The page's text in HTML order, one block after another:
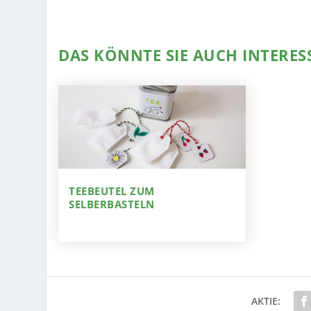
DAS KÖNNTE SIE AUCH
TEEBEUTEL ZUM
SELBERBASTELN
AKTIE: